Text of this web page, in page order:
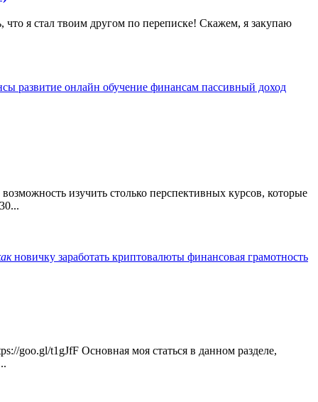
я стал твоим другом по переписке! Скажем, я закупаю
развитие онлайн обучение финансам пассивный доход
изучить столько перспективных курсов, которые
новичку заработать криптовалюты финансовая грамотность
goo.gl/t1gJfF Основная моя статься в данном разделе,